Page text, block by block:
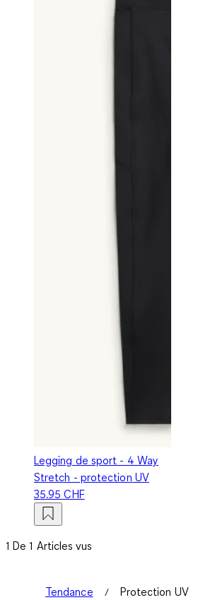
Legging de sport - 4 Way
Stretch - protection UV
35.95 CHF
1 De 1 Articles vus
Tendance Protection UV